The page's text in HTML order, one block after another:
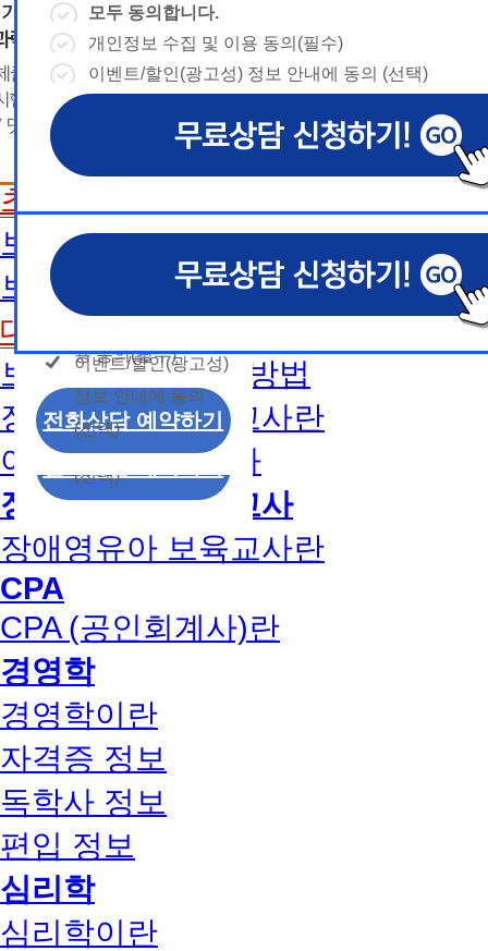
한국어교원이란
한국어교원 취득방법
해외취업전망
보육교사
초보길잡이
보육교사란
보육교사2급 취득방법
대면수업일정
보육교사1급 취득방법
장애영유아 보육교사란
아동학사/전문학사
장애영유아 보육교사
장애영유아 보육교사란
CPA
CPA (공인회계사)란
경영학
경영학이란
자격증 정보
독학사 정보
편입 정보
심리학
심리학이란
날짜선택
날
선
예
간
상담내용(필수)
수강신청
문의
상담 희망내용 (선택)
개인정보 수집/이용
동의
개인정보 수집 및 이
용 동의(필수)
이벤트/할인(광고성)
정보 안내에 동의
(선택)
전달
- ctrl+ 방향키 좌,우, 위, 아래 =
날짜선택
날
짜
예
상담내용(필수)
수강신청
문의
모두 동의합니다.
개인정보 수집 및 이
용 동의(필수)
이벤트/할인(광고성)
정보 안내에 동의
(선택)
전화상담 예약하기
모두 동의합니다.
개인정보 수집 및 이용 동의(필수)
이벤트/할인(광고성) 정보 안내에 동의 (선택)
◆ 개인정보 수집 · 이용 동의
1. 개인정보 수집·이용 목적
1) 무료상담 진행 및 문의 사항 응대, 동일·후속 문의에 대한
제공, 상담 이력 관리 및 상담 관련 분쟁·민원 처리
2) 광고성 정보 수신에 별도 동의한 자에 한하여
격평생교육원을 비롯한 해커스 교육그룹의 새로
신상품이나 이벤트, 최신 정보 안내 등 신청자의
는 최적의 서비스를 제공하기 위함.
(해커스교육그룹: 해커스인강, 해커스프랩, 해커스톡, 해커스
커스일본어, 해커스잡, 해커스금융, 해커스임용, 해커스공무
찰, 해커스소방, 해커스공인중개사, 해커스주택관리사, 해커
2. (필수)이름, 휴대폰번호, 상담내용
(선택) 제출된 상담 문의 내용, 전화상담 과정에서 이용자가
3. 개인정보 보유/이용 기간: 법령상 정하는 경우
고는 회원탈퇴 시까지 이용 및 보관합니다. 단, 비
나 상담 시로부터 3년 이내 탈퇴하는 자의 경우, 소
만 또는 분쟁처리를 위해 3년간 보관합니다.
에는 상담 신청이 제한됩니다.
모두 동의합니다.
개인정보 수집 및 이용 동의(필수)
이벤트/할인(광고성) 정보 안내에 동의 (선택)
◆ 개인정보 수집 · 이용 동의
1. 개인정보 수집·이용 목적
1) 무료상담 진행 및 문의 사항 응대, 동일·후속 문의에 대한
제공, 상담 이력 관리 및 상담 관련 분쟁·민원 처리
2) 광고성 정보 수신에 별도 동의한 자에 한하여
격평생교육원을 비롯한 해커스 교육그룹의 새로
신상품이나 이벤트, 최신 정보 안내 등 신청자의
는 최적의 서비스를 제공하기 위함.
(해커스교육그룹: 해커스인강, 해커스프랩, 해커스톡, 해커스
커스일본어, 해커스잡, 해커스금융, 해커스임용, 해커스공무
찰, 해커스소방, 해커스공인중개사, 해커스주택관리사, 해커
2. (필수)이름, 휴대폰번호, 상담내용
(선택) 제출된 상담 문의 내용, 전화상담 과정에서 이용자가
3. 개인정보 보유/이용 기간: 법령상 정하는 경우
고는 회원탈퇴 시까지 이용 및 보관합니다. 단, 비
나 상담 시로부터 3년 이내 탈퇴하는 자의 경우, 소
만 또는 분쟁처리를 위해 3년간 보관합니다.
에는 상담 신청이 제한됩니다.
모두 동의합니다.
개인정보 수집 및 이용 동의(필수)
이벤트/할인(광고성) 정보 안내에 동의 (선택)
◆ 개인정보 수집 · 이용 동의
1. 개인정보 수집·이용 목적
1) 무료상담 진행 및 문의 사항 응대, 동일·후속 문의에 대한
제공, 상담 이력 관리 및 상담 관련 분쟁·민원 처리
2) 광고성 정보 수신에 별도 동의한 자에 한하여
격평생교육원을 비롯한 해커스 교육그룹의 새로
신상품이나 이벤트, 최신 정보 안내 등 신청자의
는 최적의 서비스를 제공하기 위함.
(해커스교육그룹: 해커스인강, 해커스프랩, 해커스톡, 해커스
커스일본어, 해커스잡, 해커스금융, 해커스임용, 해커스공무
찰, 해커스소방, 해커스공인중개사, 해커스주택관리사, 해커
2. (필수)이름, 휴대폰번호, 상담내용
(선택) 제출된 상담 문의 내용, 전화상담 과정에서 이용자가
3. 개인정보 보유/이용 기간: 법령상 정하는 경우
고는 회원탈퇴 시까지 이용 및 보관합니다. 단, 비
나 상담 시로부터 3년 이내 탈퇴하는 자의 경우, 소
만 또는 분쟁처리를 위해 3년간 보관합니다.
에는 상담 신청이 제한됩니다.
모두 동의합니다.
개인정보 수집 및 이용 동의(필수)
이벤트/할인(광고성) 정보 안내에 동의 (선택)